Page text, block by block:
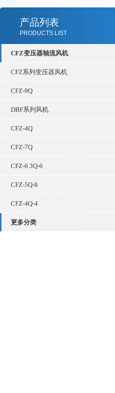
产品列表
PRODUCTS LIST
CFZ变压器轴流风机
CFZ系列变压器风机
CFZ-9Q
DBF系列风机
CFZ-4Q
CFZ-7Q
CFZ-6.3Q-6
CFZ-5Q-8
CFZ-4Q-4
更多分类